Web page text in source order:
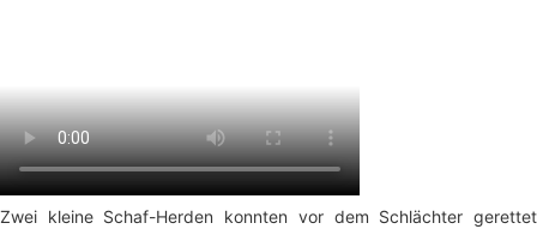
Zwei kleine Schaf-Herden konnten vor dem Schlächter gerettet